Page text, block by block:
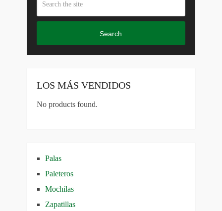
Search
LOS MÁS VENDIDOS
No products found.
Palas
Paleteros
Mochilas
Zapatillas